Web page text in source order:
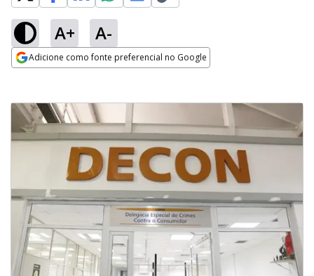
A+ A-
Adicione como fonte preferencial no Google